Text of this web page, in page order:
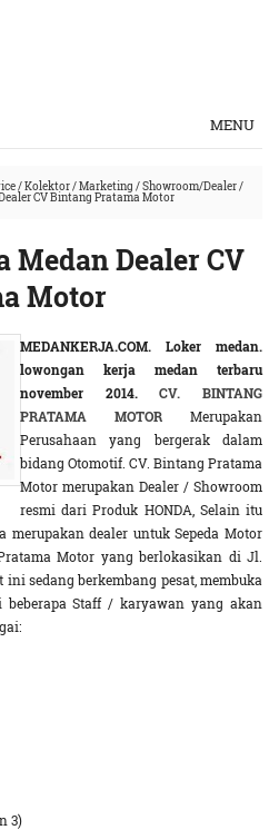
MENU
/Kolektor/Marketing /Showroom/Dealer/
CV Bintang Pratama Motor
Medan Dealer CV
Motor
MEDANKERJA.COM.
Loker medan.
lowongan kerja medan terbaru
november 2014.
CV. BINTANG
PRATAMA MOTOR Merupakan
Perusahaan yang bergerak dalam
bidang Otomotif. CV. Bintang Pratama
Motor merupakan Dealer / Showroom
resmi dari Produk HONDA, Selain itu
merupakan dealer untuk Sepeda Motor
Motor yang berlokasikan di Jl.
sedang berkembang pesat, membuka
Staff / karyawan yang akan
3)